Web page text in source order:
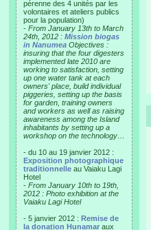
pérenne des 4 unités par les
volontaires et ateliers publics
pour la population)
- From January 13th to March
24th, 2012 : Mission biogas
in Nanumea Objectives :
insuring that the four digesters
implemented late 2010 are
working to satisfaction, setting
up one water tank at each
owners' place, build individual
piggeries, setting up the basis
for garden, training owners
and workers as well as raising
awareness among the Island
inhabitants by setting up a
workshop on the technology…
- du 10 au 19 janvier 2012 :
Exposition photographique
traditionnelle au Vaiaku Lagi
Hotel
- From January 10th to 19th,
2012 : Photo exhibition at the
Vaiaku Lagi Hotel
- 5 janvier 2012 : Remise de
la donation Hunamar aux